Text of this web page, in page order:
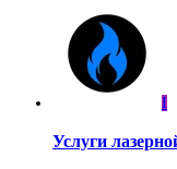
I
Услуги